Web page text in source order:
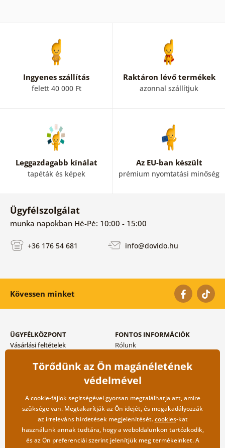
Ingyenes szállítás
felett 40 000 Ft
Raktáron lévő termékek
azonnal szállítjuk
Leggazdagabb kínálat
tapéták és képek
Az EU-ban készült
prémium nyomtatási minőség
Ügyfélszolgálat
munka napokban Hé-Pé: 10:00 - 15:00
+36 176 54 681 info@dovido.hu
Kövessen minket
ÜGYFÉLKÖZPONT
Vásárlási feltételek
Szállítási és fizetési módok
FONTOS INFORMÁCIÓK
Rólunk
Blog
Kapcsolat
Nagykereskedelmi
együttműködés
Törődünk az Ön magánéletének
védelmével
A cookie-fájlok segítségével gyorsan megtalálhatja azt, amire
szüksége van. Megtakarítják az Ön idejét, és megakadályozzák
az irreleváns hirdetések megjelenítését.cookies-kat
használunk annak tudtára, hogy a weboldalunkon tartózkodik,
és az Ön preferenciái szerint jelenítjük meg termékeinket. A